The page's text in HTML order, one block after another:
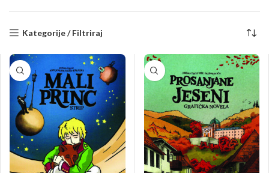
Kategorije / Filtriraj